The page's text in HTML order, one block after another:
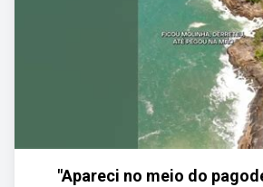
"Apareci no meio do